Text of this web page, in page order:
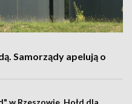
Samorządy apelują o
w Rzeszowie. Hołd dla